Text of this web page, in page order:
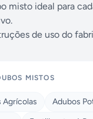
misto ideal para
de uso do
MISTOS
Agrícolas Adubos